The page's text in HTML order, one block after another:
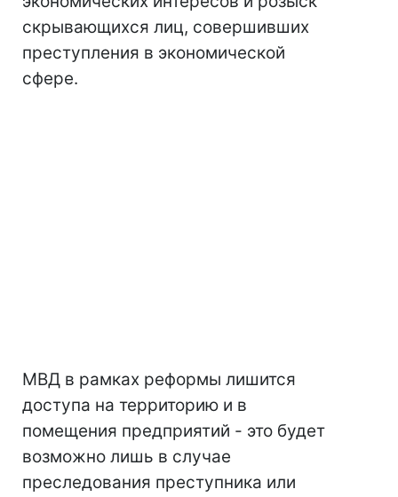
скрывающихся лиц, совершивших
преступления в экономической
сфере.
МВД в рамках реформы лишится
доступа на территорию и в
помещения предприятий - это будет
возможно лишь в случае
преследования преступника или